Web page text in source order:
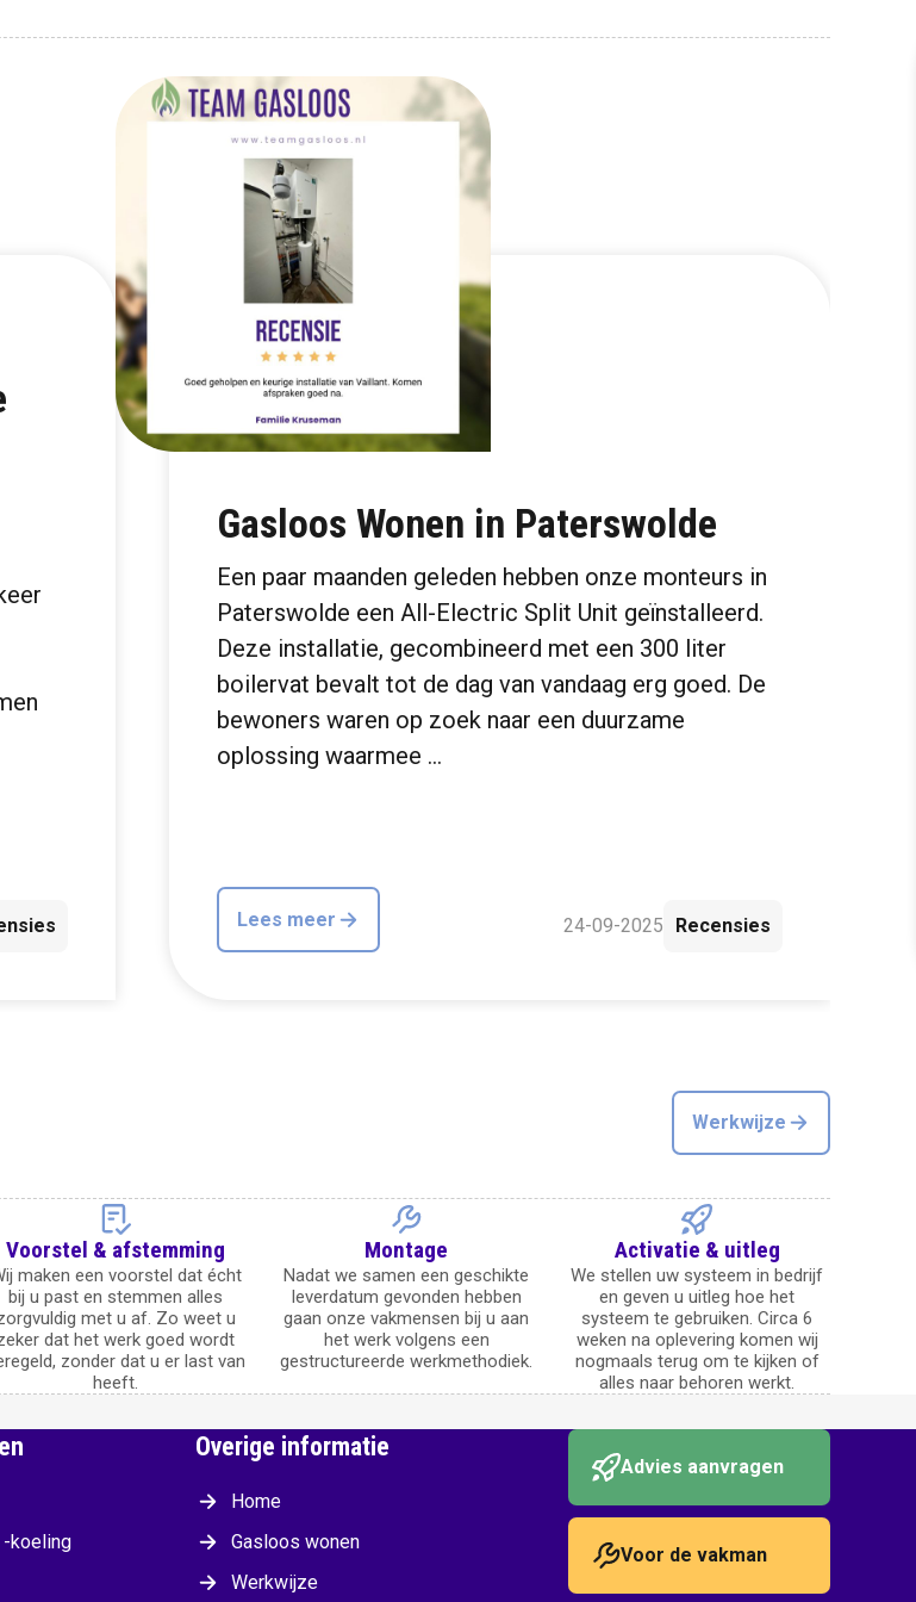
Gasloos Wonen in Paterswolde
Een paar maanden geleden hebben onze monteurs in
Paterswolde een All-Electric Split Unit geïnstalleerd.
Deze installatie, gecombineerd met een 300 liter
boilervat bevalt tot de dag van vandaag erg goed. De
bewoners waren op zoek naar een duurzame
oplossing waarmee …
Lees meer 24-09-2025 Recensies
Werkwijze
Voorstel & afstemming
maken een voorstel dat écht
bij u past en stemmen alles
met u af. Zo weet u
dat het werk goed wordt
zonder dat u er last van
heeft.
Montage
Nadat we samen een geschikte
leverdatum gevonden hebben
gaan onze vakmensen bij u aan
het werk volgens een
gestructureerde werkmethodiek.
Activatie & uitleg
We stellen uw systeem in bedrijf
en geven u uitleg hoe het
systeem te gebruiken. Circa 6
weken na oplevering komen wij
nogmaals terug om te kijken of
alles naar behoren werkt.
-koeling
Overige informatie
Home
Gasloos wonen
Werkwijze
Advies aanvragen
Voor de vakman